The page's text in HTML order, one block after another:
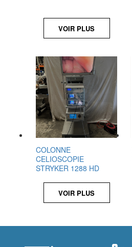
VOIR PLUS
COLONNE
CELIOSCOPIE
STRYKER 1288 HD
VOIR PLUS